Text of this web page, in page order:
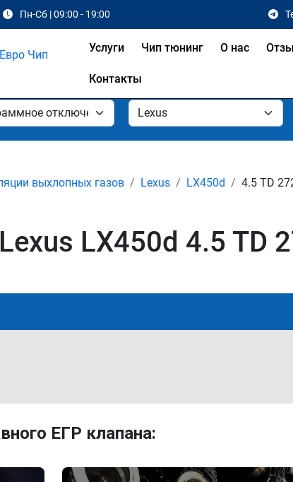
Пн-Сб | 09:00 - 19:00
Услуги Чип тюнинг О нас
Контакты
выхлопных газов Lexus LX450d 4.5 TD
LX450d 4.5 TD
ЕГР клапана: